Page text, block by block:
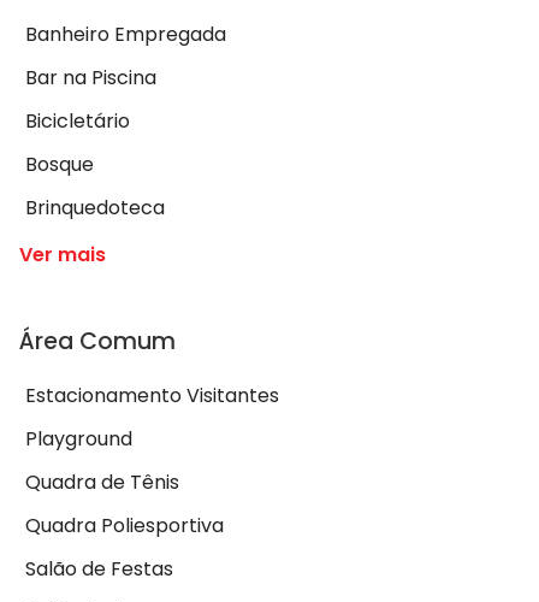
Banheiro Empregada
Bar na Piscina
Bicicletário
Bosque
Brinquedoteca
Ver mais
Área Comum
Estacionamento Visitantes
Playground
Quadra de Tênis
Quadra Poliesportiva
Salão de Festas